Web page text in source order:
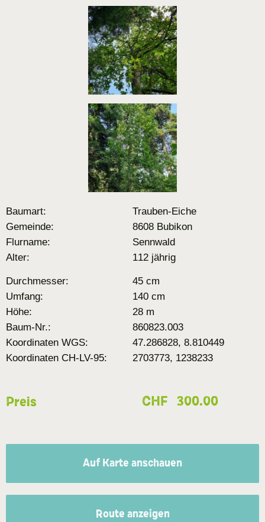
Baumart:
Trauben-Eiche
Gemeinde:
8608 Bubikon
Flurname:
Sennwald
Alter:
112 jährig
Durchmesser:
45 cm
Umfang:
140 cm
Höhe:
28 m
Baum-Nr.:
860823.003
Koordinaten WGS:
47.286828, 8.810449
Koordinaten CH-LV-95:
2703773, 1238233
Preis CHF 300.00
Auf Karte anschauen
Route anzeigen